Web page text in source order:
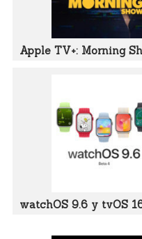
Apple TV+: Morning
watchOS 9.6 y tvOS